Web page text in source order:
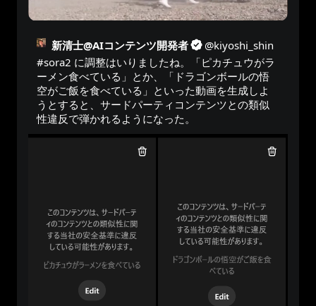
新清士@AIコンテンツ開発者 @kiyoshi_shin
#sora2 に調整はいりましたね。「ピカチュウがラ
ーメン食べている」とか、「ドラゴンボールの悟
空がご飯を食べている」といった動画を生成しよ
うとすると、サードパーティコンテンツとの類似
性違反で弾かれるようになった。